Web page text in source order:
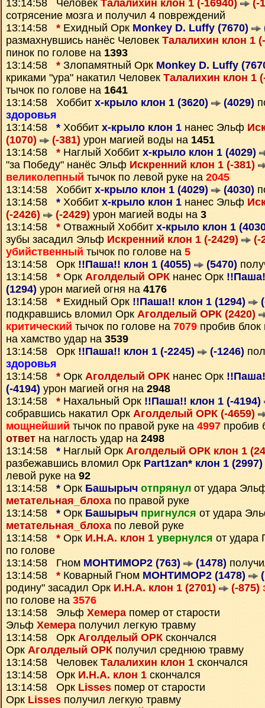
13:14:58 Человек Талалихин клон 1 (-16940)
(-
сотрясение мозга и получил 4 повреждений
13:14:58 * Ехидный Орк Monkey D. Luffy (7670)
размахнувшись нанёс Человек Талалихин клон 1
пинок по голове на 1393
13:14:58 * Злопамятный Орк Monkey D. Luffy
криками "ура" накатил Человек Талалихин клон 1
тычок по голове на 1641
13:14:58 Хоббит х-крыло клон 1 (3620) (4029)
здоровья
13:14:58 * Хоббит х-крыло клон 1 нанес Эльф
(1070)
(-381) урон магией воды на 1451
13:14:58 * Наглый Хоббит х-крыло клон 1 (4029)
"за Победу" нанёс Эльф Искренний клон 1 (-381)
великолепный тычок по левой руке на 2045
13:14:58 Хоббит х-крыло клон 1 (4029) (4030)
13:14:58 * Хоббит х-крыло клон 1 нанес Эльф
(-2426)
(-2429) урон магией воды на 3
13:14:58 * Отважный Хоббит х-крыло клон 1
зубы засадил Эльф Искренний клон 1 (-2429)
(-
убийственный тычок по голове на 5
13:14:58 Орк !!Паша!! клон 1 (4055) (5470)
13:14:58 * Орк Аголделый ОРК нанес Орк
(1294) урон магией огня на 4176
13:14:58 * Ехидный Орк !!Паша!! клон 1 (1294)
подкравшись вломил Орк Аголделый ОРК (2420)
критический тычок по голове на 7079 пробив
на хамство удар на 3539
13:14:58 Орк !!Паша!! клон 1 (-2245) (-1246)
здоровья
13:14:58 * Орк Аголделый ОРК нанес Орк
(-4194) урон магией огня на 2948
13:14:58 * Нахальный Орк !!Паша!! клон 1 (-4194)
собравшись накатил Орк Аголделый ОРК (-4659)
мощнейший тычок по правой руке на 4997 пробив
ответ на наглость удар на 2498
13:14:58 * Наглый Орк Аголделый ОРК клон 1
разбежавшись вломил Орк Part1zan* клон 1 (2997)
левой руке на 92
13:14:58 * Орк Башырыч отпрянул от удара
метательная_блохапо правой руке
13:14:58 * Орк Башырыч пригнулся от удара
метательная_блохапо левой руке
13:14:58 * Орк И.Н.А. клон 1 увернулся от удара
по голове
13:14:58 Гном МОНТИМОР2 (763) (1478)
13:14:58 * Коварный Гном МОНТИМОР2 (1478)
родину" засадил Орк И.Н.А. клон 1 (2701) (-875)
по голове на 3576
13:14:58 Эльф Хемерапомер от старости
Эльф Хемераполучил легкую травму
13:14:58 Орк Аголделый ОРК скончался
Орк Аголделый ОРК получил среднюю травму
13:14:58 Человек Талалихин клон 1 скончался
13:14:58 Орк И.Н.А. клон 1 скончался
13:14:58 Орк Lisses помер от старости
Орк Lisses получил легкую травму